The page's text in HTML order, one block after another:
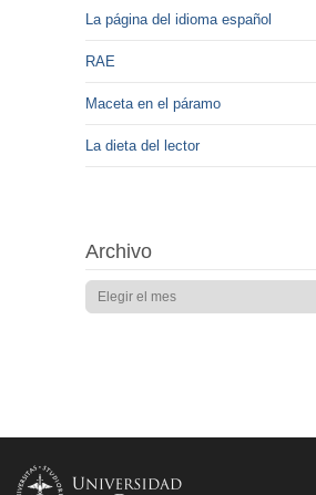
La página del idioma español
RAE
Maceta en el páramo
La dieta del lector
Archivo